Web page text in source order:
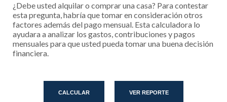
¿Debe usted alquilar o comprar una casa? Para contestar
esta pregunta, habría que tomar en consideración otros
factores además del pago mensual. Esta calculadora lo
ayudara a analizar los gastos, contribuciones y pagos
mensuales para que usted pueda tomar una buena decisión
financiera.